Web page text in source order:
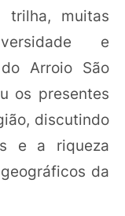
trilha, muitas
e
Arroio São
os presentes
discutindo
e a riqueza
da